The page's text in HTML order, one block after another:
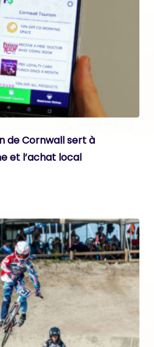
de Cornwall sert à
et l’achat local